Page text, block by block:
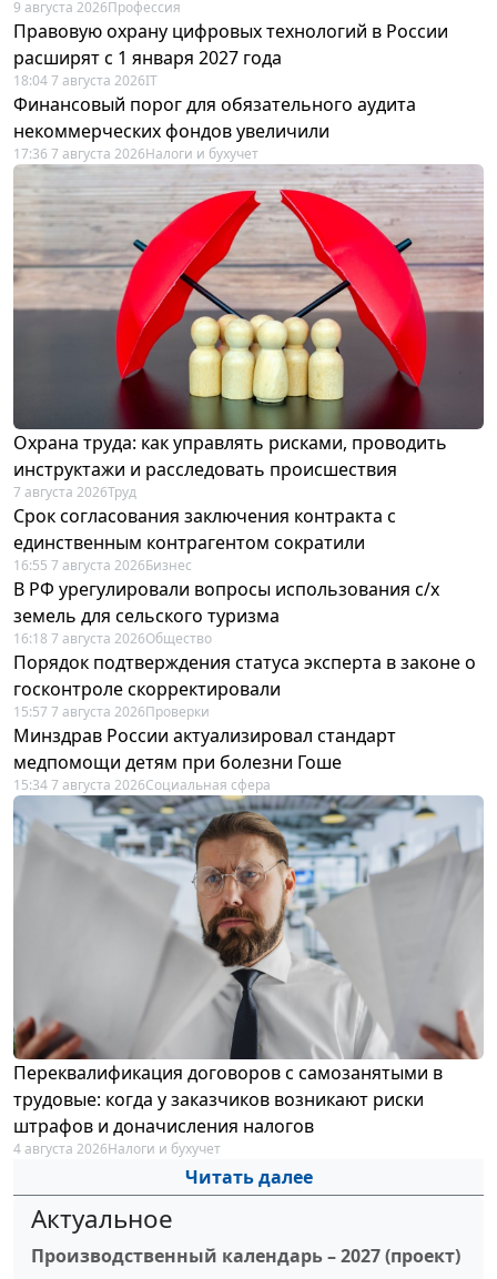
9 августа 2026Профессия
Правовую охрану цифровых технологий в России
расширят с 1 января 2027 года
18:04 7 августа 2026IT
Финансовый порог для обязательного аудита
некоммерческих фондов увеличили
17:36 7 августа 2026Налоги и бухучет
Охрана труда: как управлять рисками, проводить
инструктажи и расследовать происшествия
7 августа 2026Труд
Срок согласования заключения контракта с
единственным контрагентом сократили
16:55 7 августа 2026Бизнес
В РФ урегулировали вопросы использования с/х
земель для сельского туризма
16:18 7 августа 2026Общество
Порядок подтверждения статуса эксперта в законе о
госконтроле скорректировали
15:57 7 августа 2026Проверки
Минздрав России актуализировал стандарт
медпомощи детям при болезни Гоше
15:34 7 августа 2026Социальная сфера
Переквалификация договоров с самозанятыми в
трудовые: когда у заказчиков возникают риски
штрафов и доначисления налогов
4 августа 2026Налоги и бухучет
Читать далее
Актуальное
Производственный календарь – 2027 (проект)